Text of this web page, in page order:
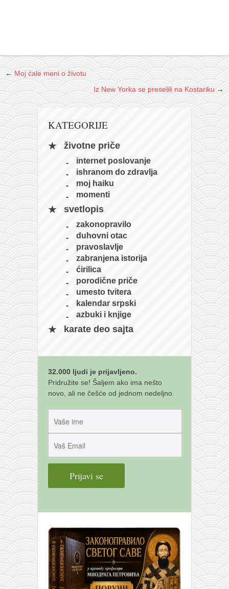
termini treninga
moja priča
moja priča
fotke
← Moj ćale meni o životu
Iz New Yorka se preselili na Kostariku→
KATEGORIJE
životne priče
internet poslovanje
ishranom do zdravlja
moj haiku
momenti
svetlopis
zakonopravilo
duhovni otac
pravoslavlje
zabranjena istorija
ćirilica
porodične priče
umesto tvitera
kalendar srpski
azbuki i knjige
karate deo sajta
32.000 ljudi je prijavljeno.
Pridružite se! Šaljem ako ima nešto
novo, ali ne češće od jednom nedeljno.